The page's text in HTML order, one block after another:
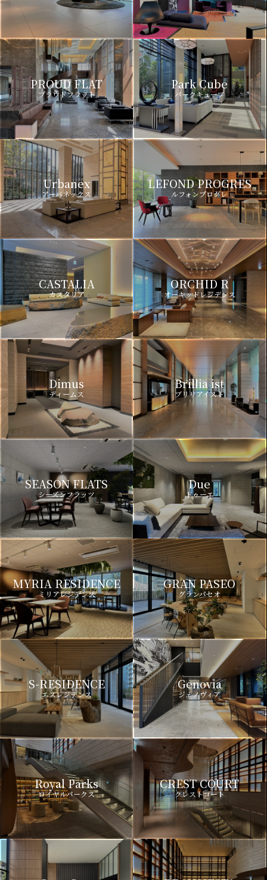
PROUD FLAT
プラウドフラット
Park Cube
パークキューブ
Urbanex
アーバネックス
LEFOND PROGRES
ルフォンプログレ
CASTALIA
カスタリア
ORCHID R
オーキッドレジデンス
Dimus
ディームス
Brillia ist
ブリリアイスト
SEASON FLATS
シーズンフラッツ
Due
ドゥーエ
MYRIA RESIDENCE
ミリアレジデンス
GRAN PASEO
グランパセオ
S-RESIDENCE
エスレジデンス
Genovia
ジェノヴィア
Royal Parks
ロイヤルパークス
CREST COURT
クレストコート